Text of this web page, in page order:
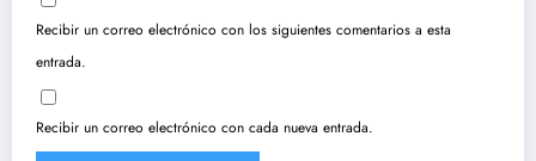
Recibir un correo electrónico con los siguientes comentarios a esta
entrada.
Recibir un correo electrónico con cada nueva entrada.